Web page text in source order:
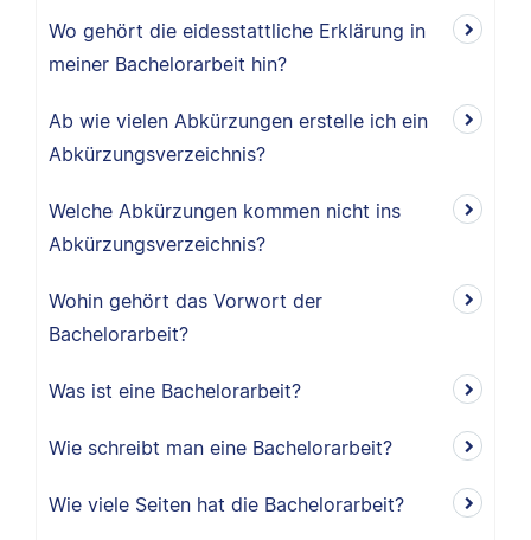
Wo gehört die eidesstattliche Erklärung in
meiner Bachelorarbeit hin?
Ab wie vielen Abkürzungen erstelle ich ein
Abkürzungsverzeichnis?
Welche Abkürzungen kommen nicht ins
Abkürzungsverzeichnis?
Wohin gehört das Vorwort der
Bachelorarbeit?
Was ist eine Bachelorarbeit?
Wie schreibt man eine Bachelorarbeit?
Wie viele Seiten hat die Bachelorarbeit?